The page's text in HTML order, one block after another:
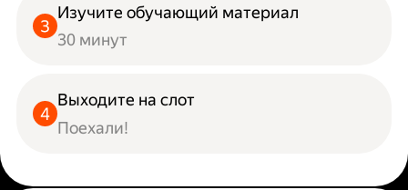
Изучите обучающий материал
30 минут
Выходите на слот
Поехали!